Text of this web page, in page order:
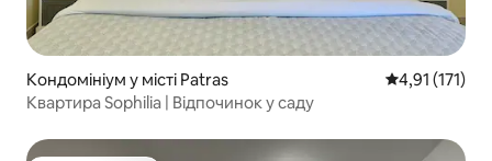
Кондомініум у місті Patras Середня
4,91 (171)
Квартира Sophilia | Відпочинок у саду